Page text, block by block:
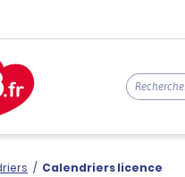
/ Calendriers licence